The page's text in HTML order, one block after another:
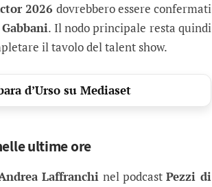
2026 dovrebbero essere confermati
. Il nodo principale resta quindi
il tavolo del talent show.
d’Urso su Mediaset
ultime ore
Laffranchi nel podcastPezzi di